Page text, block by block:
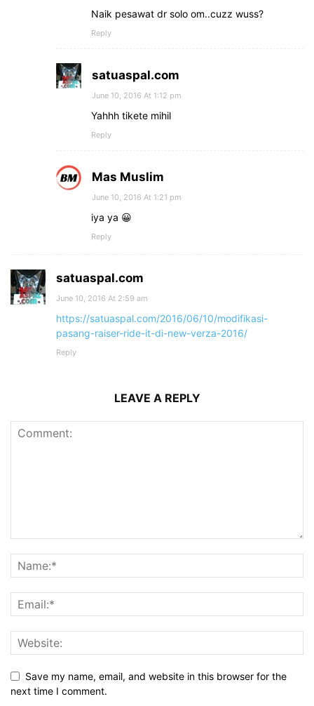
Naik pesawat dr solo om..cuzz wuss?
Reply
satuaspal.com
June 10, 2016 At 1:12 pm
Yahhh tikete mihil
Reply
Mas Muslim
June 10, 2016 At 1:21 pm
iya ya 😀
Reply
satuaspal.com
June 10, 2016 At 2:59 am
https://satuaspal.com/2016/06/10/modifikasi-
pasang-raiser-ride-it-di-new-verza-2016/
Reply
LEAVE A REPLY
Save my name, email, and website in this browser for the
next time I comment.